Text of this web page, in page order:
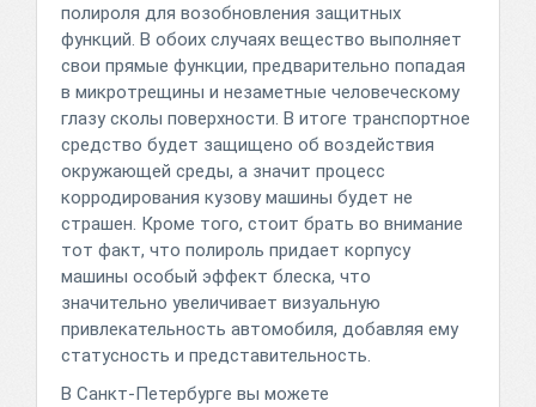
полироля для возобновления защитных
функций. В обоих случаях вещество выполняет
свои прямые функции, предварительно попадая
в микротрещины и незаметные человеческому
глазу сколы поверхности. В итоге транспортное
средство будет защищено об воздействия
окружающей среды, а значит процесс
корродирования кузову машины будет не
страшен. Кроме того, стоит брать во внимание
тот факт, что полироль придает корпусу
машины особый эффект блеска, что
значительно увеличивает визуальную
привлекательность автомобиля, добавляя ему
статусность и представительность.
В Санкт-Петербурге вы можете